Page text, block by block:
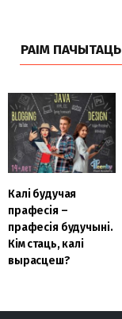
РАІМ ПАЧЫТАЦЬ
Калі будучая
прафесія –
прафесія будучыні.
Кім стаць, калі
вырасцеш?